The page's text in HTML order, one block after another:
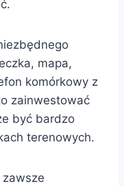
mapa,
komórkowy z
zainwestować
być bardzo
terenowych.